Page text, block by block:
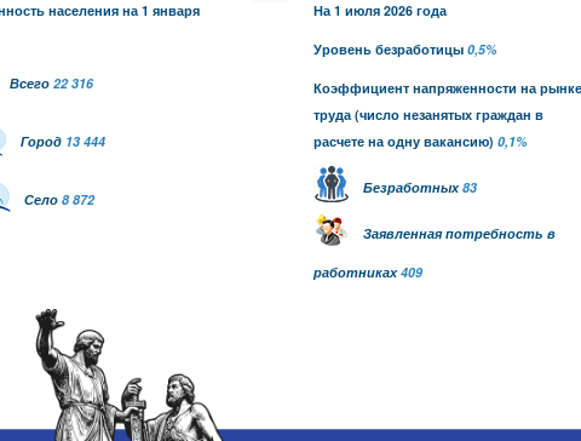
населения на 1 января
Всего 22 316
Город 13 444
Село 8 872
На 1 июля 2026 года
Уровень безработицы 0,5%
Коэффициент напряженности на рынке
труда(число незанятых граждан в
расчете на одну вакансию) 0,1%
Безработных83
Заявленная потребность в
работниках409